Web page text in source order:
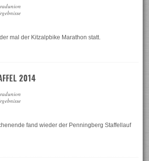
mal der Kitzalpbike Marathon statt.
2014
fand wieder der Penningberg Staffellauf